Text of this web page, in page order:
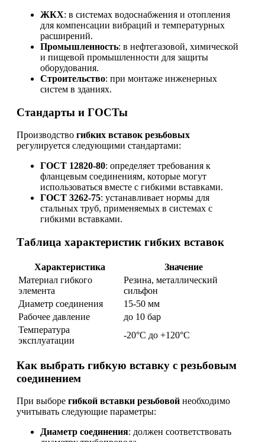
ЖКХ: в системах водоснабжения и отопления
для компенсации вибраций и температурных
расширений.
Промышленность: в нефтегазовой, химической
и пищевой промышленности для защиты
оборудования.
Строительство: при монтаже инженерных
систем в зданиях.
Стандарты и ГОСТы
Производство гибких вставок резьбовых
регулируется следующими стандартами:
ГОСТ 12820-80: определяет требования к
фланцевым соединениям, которые могут
использоваться вместе с гибкими вставками.
ГОСТ 3262-75: устанавливает нормы для
стальных труб, применяемых в системах с
гибкими вставками.
Таблица характеристик гибких вставок
Характеристика
Значение
Материал гибкого
элемента
Резина, металлический
сильфон
Диаметр соединения
15-50 мм
Рабочее давление
до 10 бар
Температура
эксплуатации
-20°C до +120°C
Как выбрать гибкую вставку с резьбовым
соединением
При выборе гибкой вставки резьбовой необходимо
учитывать следующие параметры:
Диаметр соединения: должен соответствовать